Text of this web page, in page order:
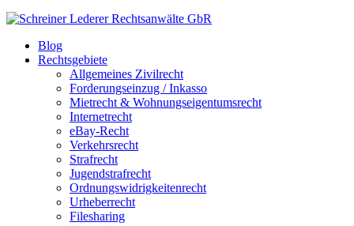
Blog
Rechtsgebiete
Allgemeines Zivilrecht
Forderungseinzug / Inkasso
Mietrecht & Wohnungseigentumsrecht
Internetrecht
eBay-Recht
Verkehrsrecht
Strafrecht
Jugendstrafrecht
Ordnungswidrigkeitenrecht
Urheberrecht
Filesharing